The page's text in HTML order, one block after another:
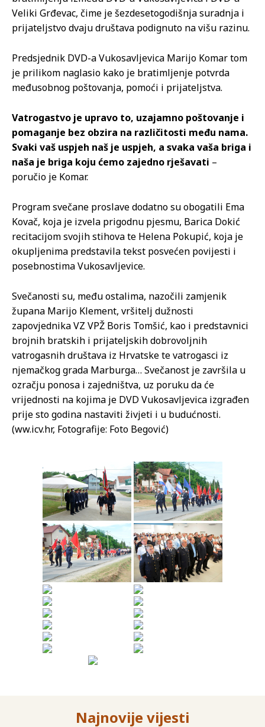
Veliki Grđevac, čime je šezdesetogodišnja suradnja i
prijateljstvo dvaju društava podignuto na višu razinu.
Predsjednik DVD-a Vukosavljevica Marijo Komar tom
je prilikom naglasio kako je bratimljenje potvrda
međusobnog poštovanja, pomoći i prijateljstva.
Vatrogastvo je upravo to, uzajamno poštovanje i
pomaganje bez obzira na različitosti među nama.
Svaki vaš uspjeh naš je uspjeh, a svaka vaša briga i
naša je briga koju ćemo zajedno rješavati –
poručio je Komar.
Program svečane proslave dodatno su obogatili Ema
Kovač, koja je izvela prigodnu pjesmu, Barica Dokić
recitacijom svojih stihova te Helena Pokupić, koja je
okupljenima predstavila tekst posvećen povijesti i
posebnostima Vukosavljevice.
Svečanosti su, među ostalima, nazočili zamjenik
župana Marijo Klement, vršitelj dužnosti
zapovjednika VZ VPŽ Boris Tomšić, kao i predstavnici
brojnih bratskih i prijateljskih dobrovoljnih
vatrogasnih društava iz Hrvatske te vatrogasci iz
njemačkog grada Marburga… Svečanost je završila u
ozračju ponosa i zajedništva, uz poruku da će
vrijednosti na kojima je DVD Vukosavljevica izgrađen
prije sto godina nastaviti živjeti i u budućnosti.
(ww.icv.hr, Fotografije: Foto Begović)
Najnovije vijesti